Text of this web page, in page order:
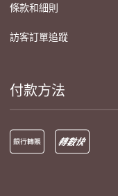
條款和細則
訪客訂單追蹤
付款方法